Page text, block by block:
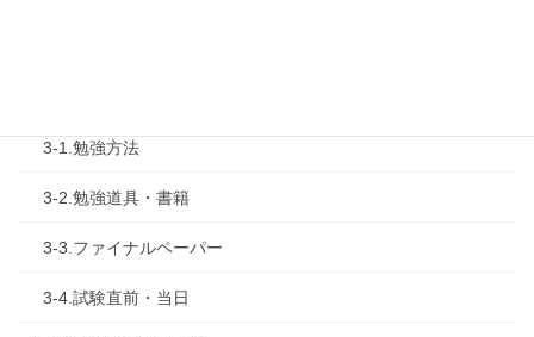
3-1.勉強方法
3-2.勉強道具・書籍
3-3.ファイナルペーパー
3-4.試験直前・当日